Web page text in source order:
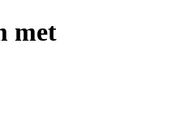
met